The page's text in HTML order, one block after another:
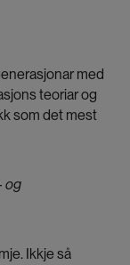
med
teoriar og
som det mest
og
Ikkje så